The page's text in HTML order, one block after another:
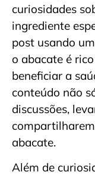
curiosidades
ingrediente
post usando
o abacate é
beneficiar a
conteúdo não
discussões,
abacate.
Além de